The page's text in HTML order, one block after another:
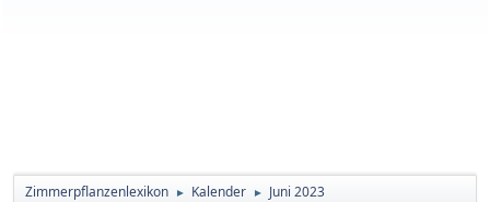
Zimmerpflanzenlexikon ► Kalender ► Juni 2023